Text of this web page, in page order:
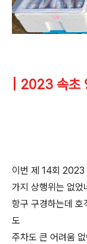
| 2023 속초
이번 제 14회 2023
가지 상행위는 없었
항구 구경하는데 호
도
주차도 큰 어려움